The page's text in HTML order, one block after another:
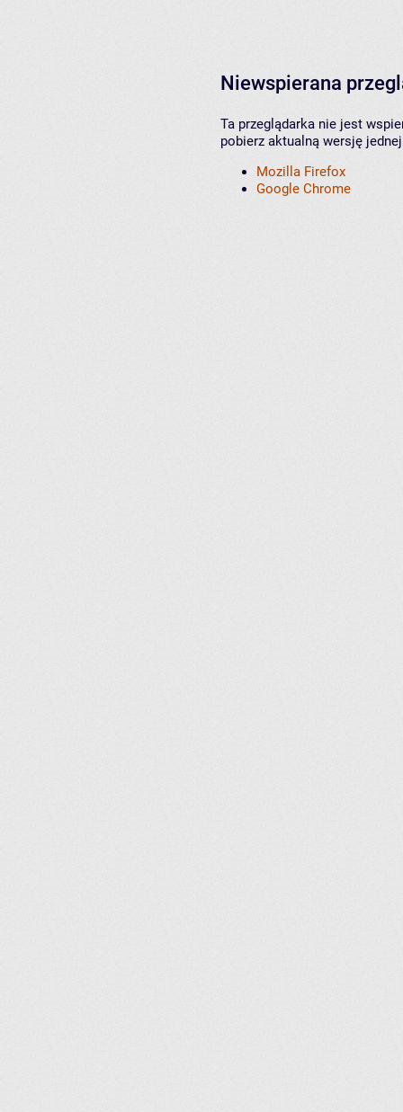
Niewspierana
Ta przeglądarka nie jest
pobierz aktualną wersję
Mozilla Firefox
Google Chrome